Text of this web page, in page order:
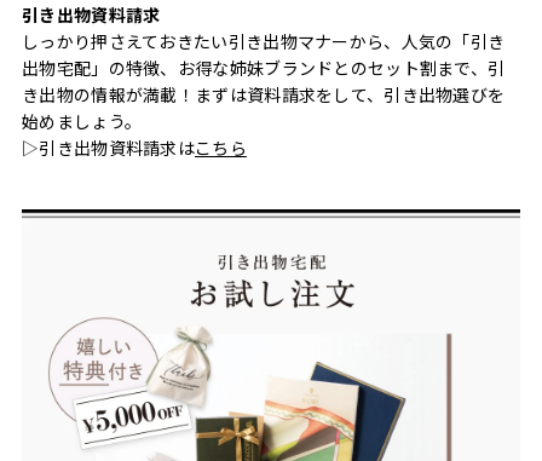
引き出物資料請求
しっかり押さえておきたい引き出物マナーから、人気の「引き
出物宅配」の特徴、お得な姉妹ブランドとのセット割まで、引
き出物の情報が満載！まずは資料請求をして、引き出物選びを
始めましょう。
▷引き出物資料請求はこちら